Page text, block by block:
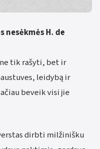
H. de
ne tik rašyti, bet ir
leidybą ir
beveik visi jie
dirbti milžinišku